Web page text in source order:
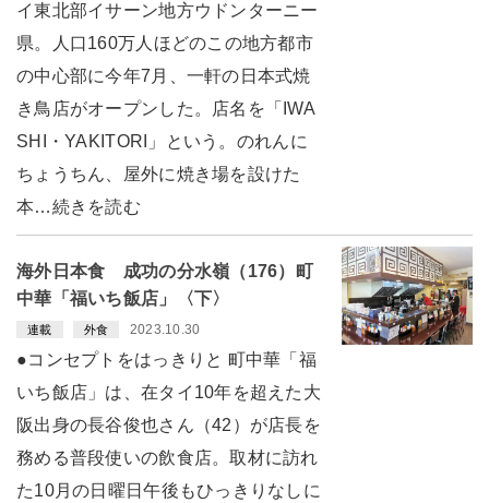
イ東北部イサーン地方ウドンターニー
県。人口160万人ほどのこの地方都市
の中心部に今年7月、一軒の日本式焼
き鳥店がオープンした。店名を「IWA
SHI・YAKITORI」という。のれんに
ちょうちん、屋外に焼き場を設けた
本…続きを読む
海外日本食 成功の分水嶺（176）町
中華「福いち飯店」〈下〉
連載 外食 2023.10.30
●コンセプトをはっきりと 町中華「福
いち飯店」は、在タイ10年を超えた大
阪出身の長谷俊也さん（42）が店長を
務める普段使いの飲食店。取材に訪れ
た10月の日曜日午後もひっきりなしに